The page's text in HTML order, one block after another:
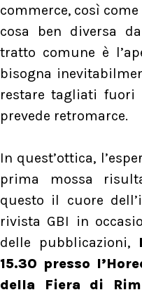
commerce, così
cosa ben diversa
tratto comune è
bisogna
restare tagliati fuori
prevede retromarce.
In quest’ottica,
prima mossa
questo il cuore
rivista GBI in
delle pubblicazioni,
15.30 presso
della Fiera di